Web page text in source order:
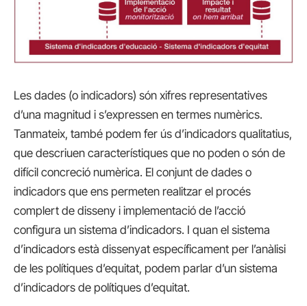
Les dades (o indicadors) són xifres representatives
d’una magnitud i s’expressen en termes numèrics.
Tanmateix, també podem fer ús d’indicadors qualitatius,
que descriuen característiques que no poden o són de
difícil concreció numèrica. El conjunt de dades o
indicadors que ens permeten realitzar el procés
complert de disseny i implementació de l’acció
configura un sistema d’indicadors. I quan el sistema
d’indicadors està dissenyat específicament per l’anàlisi
de les polítiques d’equitat, podem parlar d’un sistema
d’indicadors de polítiques d’equitat.